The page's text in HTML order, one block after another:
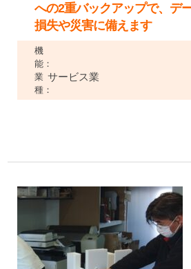
への2重バックアップで、デ
損失や災害に備えます
機
能：
業
種：
サービス業